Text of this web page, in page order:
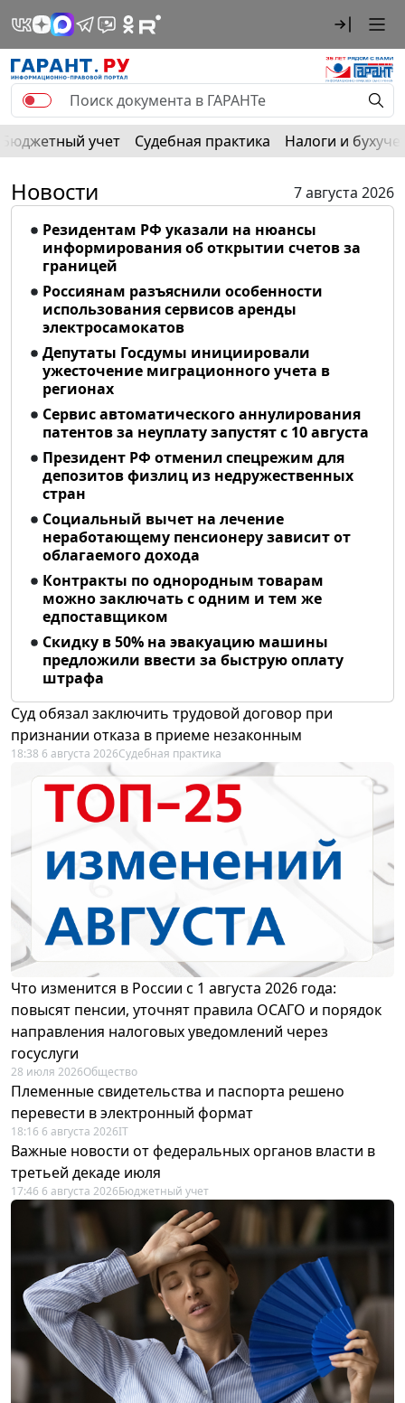
Бюджетный учет Судебная практика Налоги и
Новости
7 августа 2026
Резидентам РФ указали на нюансы
информирования об открытии счетов за
границей
Россиянам разъяснили особенности
использования сервисов аренды
электросамокатов
Депутаты Госдумы инициировали
ужесточение миграционного учета в
регионах
Сервис автоматического аннулирования
патентов за неуплату запустят с 10 августа
Президент РФ отменил спецрежим для
депозитов физлиц из недружественных
стран
Социальный вычет на лечение
неработающему пенсионеру зависит от
облагаемого дохода
Контракты по однородным товарам
можно заключать с одним и тем же
едпоставщиком
Скидку в 50% на эвакуацию машины
предложили ввести за быструю оплату
штрафа
Суд обязал заключить трудовой договор при
признании отказа в приеме незаконным
18:38 6 августа 2026Судебная практика
Что изменится в России с 1 августа 2026 года:
повысят пенсии, уточнят правила ОСАГО и порядок
направления налоговых уведомлений через
госуслуги
28 июля 2026Общество
Племенные свидетельства и паспорта решено
перевести в электронный формат
18:16 6 августа 2026IT
Важные новости от федеральных органов власти в
третьей декаде июля
17:46 6 августа 2026Бюджетный учет